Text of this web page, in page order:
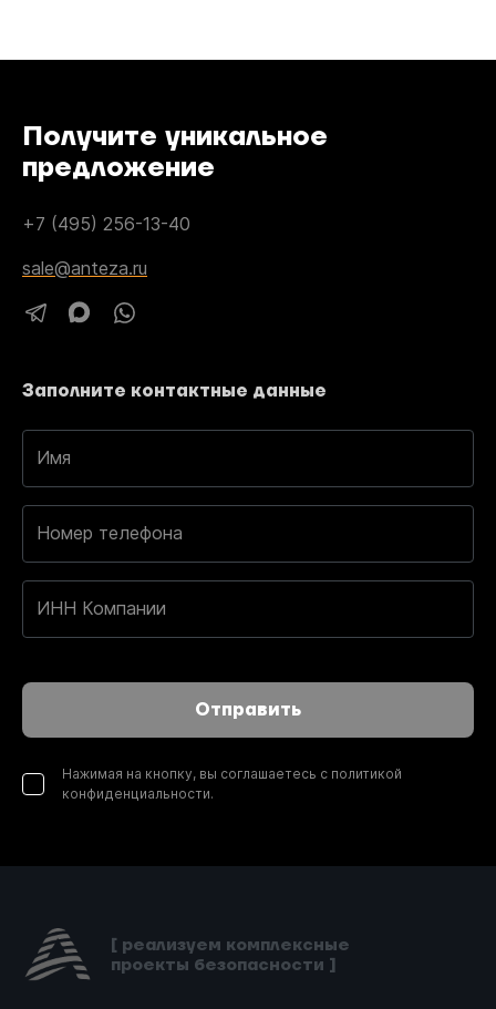
Получите уникальное
предложение
+7 (495) 256-13-40
sale@anteza.ru
Заполните контактные данные
Имя
Номер телефона
ИНН Компании
Отправить
Нажимая на кнопку, вы соглашаетесь с политикой
конфиденциальности.
[ реализуем комплексные
проекты безопасности ]